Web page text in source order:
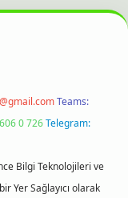
Teams:
0 726Telegram:
Bilgi Teknolojileri ve
Yer Sağlayıcı olarak